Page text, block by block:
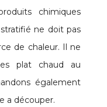
chimiques
ne doit pas
de chaleur. Il ne
plat chaud au
également
a découper.